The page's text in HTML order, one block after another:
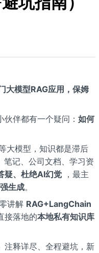
大模型RAG应用，保姆
伴都有一个疑问： 如何
大模型，知识都是滞后
笔记、公司文档、学习资
疑、杜绝AI幻觉，最主
生成。
讲解 RAG+LangChain
接落地的本地私有知识库
注释详尽、全程避坑，新